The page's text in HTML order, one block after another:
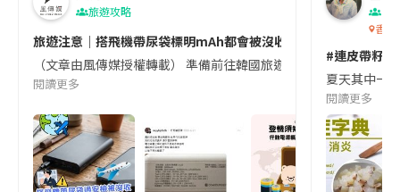
旅遊攻略
旅遊注意｜搭飛機帶尿袋標明mAh都會被沒收😱出發前切記檢查
（文章由風傳媒授權轉載） 準備前往韓國旅遊的民眾，近期要
閱讀更多
香港
#連皮帶籽
夏天其中一
閱讀更多